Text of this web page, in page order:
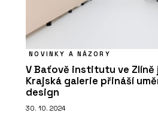
NOVINKY A NÁZORY
V Baťově institutu ve Zlíně
Krajská galerie přináší
design
30. 10. 2024